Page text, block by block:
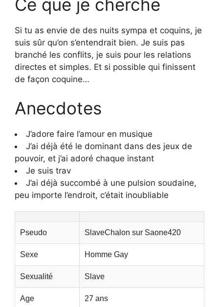
Ce que je cherche
Si tu as envie de des nuits sympa et coquins, je
suis sûr qu’on s’entendrait bien. Je suis pas
branché les conflits, je suis pour les relations
directes et simples. Et si possible qui finissent
de façon coquine…
Anecdotes
J’adore faire l’amour en musique
J’ai déjà été le dominant dans des jeux de
pouvoir, et j’ai adoré chaque instant
Je suis trav
J’ai déjà succombé à une pulsion soudaine,
peu importe l’endroit, c’était inoubliable
Pseudo SlaveChalon sur Saone420
Sexe Homme Gay
Sexualité Slave
Age 27 ans